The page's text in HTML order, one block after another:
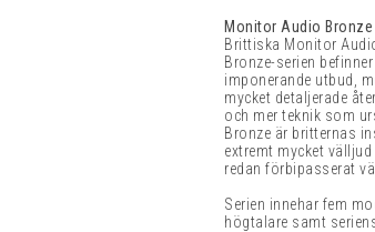
Monitor Audio
Brittiska Monitor
Bronze-serien
imponerande utbud,
mycket detaljerade
och mer teknik som
Bronze är britternas
extremt mycket
redan förbipasserat
Serien innehar fem
högtalare samt